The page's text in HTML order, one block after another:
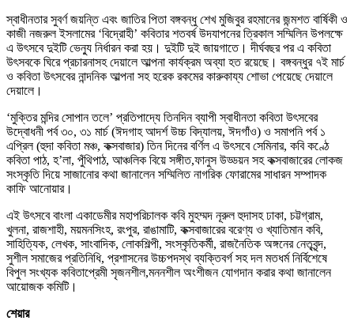
স্বাধীনতার সুবর্ণ জয়ন্তি এবং জাতির পিতা বঙ্গবন্ধু শেখ মুজিবুর রহমানের জন্মশত বার্ষিকী ও
কাজী নজরুল ইসলামের ‘বিদ্রোহী’ কবিতার শতবর্ষ উদযাপনের ত্রিকাল সম্মিলিন উপলক্ষে
এ উৎসবে দুইটি ভেন্যু নির্ধারন করা হয়। দুইটি দুই জায়গাতে। দীর্ঘবছর পর এ কবিতা
উৎসবকে ঘিরে প্রচারনাসহ দেয়ালে আল্পনা কার্যক্রম অব্যা হত রয়েছে। বঙ্গবন্ধুর ৭ই মার্চ
ও কবিতা উৎসবের নান্দনিক আল্পনা সহ হরেক রকমের কারুকায্য শোভা পেয়েছে দেয়ালে
দেয়ালে।
‘মুক্তির মন্দির সোপান তলে’ প্রতিপাদ্যে তিনদিন ব্যাপী স্বাধীনতা কবিতা উৎসবের
উদ্বোধনী পর্ব ৩০, ৩১ মার্চ (ঈদগাহ আদর্শ উচ্চ বিদ্যালয়, ঈদগাঁও) ও সমাপনি পর্ব ১
এপ্রিল (হুদা কবিতা মঞ্চ, কক্সবাজার) তিন দিনের বর্ণিল এ উৎসবে সেমিনার, কবি কণ্ঠে
কবিতা পাঠ, হ’লা, পুঁথিপাঠ, আঞ্চলিক বিয়ে সঙ্গীত,ফানুস উড্ডয়ন সহ কক্সবাজারের লোকজ
সংস্কৃতি দিয়ে সাজানোর কথা জানালেন সম্মিলিত নাগরিক ফোরামের সাধারন সম্পাদক
কাফি আনোয়ার।
এই উৎসবে বাংলা একাডেমীর মহাপরিচালক কবি মুহম্মদ নূরুল হুদাসহ ঢাকা, চট্টগ্রাম,
খুলনা, রাজশাহী, ময়মনসিংহ, রংপুর, রাঙামাটি, কক্সবাজারের বরেণ্য ও খ্যাতিমান কবি,
সাহিত্যিক, লেখক, সাংবাদিক, লোকশিল্পী, সংস্কৃতিকর্মী, রাজনৈতিক অঙ্গনের নেতৃবৃন্দ,
সুশীল সমাজের প্রতিনিধি, প্রশাসনের উচ্চপদস্থ ব্যক্তিবর্গ সহ দল মতধর্ম নির্বিশেষে
বিপুল সংখ্যক কবিতাপ্রেমী সৃজনশীল,মননশীল অংশীজন যোগদান করার কথা জানালেন
আয়োজক কমিটি।
শেয়ার